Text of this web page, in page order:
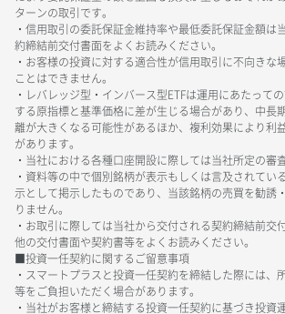
ターンの取引です。
・信用取引の委託保証金維持率や最低委託保証金額は
約締結前交付書面をよくお読みください。
・お客様の投資に対する適合性が信用取引に不向きな
ことはできません。
・レバレッジ型・インバース型ETFは運用にあたって
する原指標と基準価格に差が生じる場合があり、中長
離が大きくなる可能性があるほか、複利効果により利
があります。
・当社における各種口座開設に際しては当社所定の審
・資料等の中で個別銘柄が表示もしくは言及されてい
示として掲示したものであり、当該銘柄の売買を勧誘
りません。
・お取引に際しては当社から交付される契約締結前交
他の交付書面や契約書等をよくお読みください。
■投資一任契約に関するご留意事項
・スマートプラスと投資一任契約を締結した際には、
等をご負担いただく場合があります。
・当社がお客様と締結する投資一任契約に基づき投資